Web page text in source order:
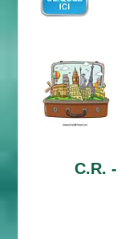
C.R. -